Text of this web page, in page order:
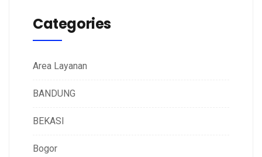
Categories
Area Layanan
BANDUNG
BEKASI
Bogor